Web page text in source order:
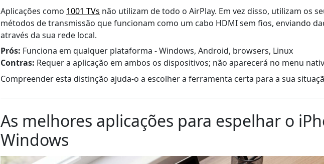
Aplicações como 1001 TVs não utilizam de todo o AirPlay. Em vez disso, utilizam os
métodos de transmissão que funcionam como um cabo HDMI sem fios, enviando
através da sua rede local.
Prós: Funciona em qualquer plataforma - Windows, Android, browsers, Linux
Contras: Requer a aplicação em ambos os dispositivos; não aparecerá no menu
Compreender esta distinção ajuda-o a escolher a ferramenta certa para a sua
As melhores aplicações para espelhar o
Windows